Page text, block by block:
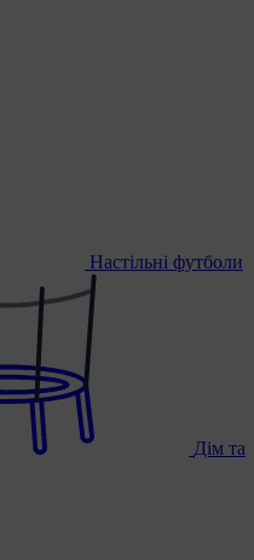
Настільні футболи
Дім та